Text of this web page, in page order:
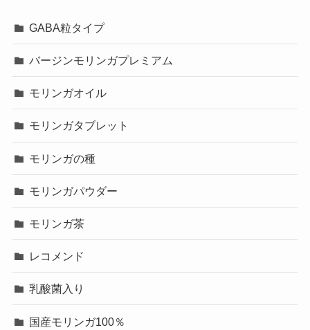
GABA粒タイプ
バージンモリンガプレミアム
モリンガオイル
モリンガタブレット
モリンガの種
モリンガパウダー
モリンガ茶
レコメンド
乳酸菌入り
国産モリンガ100％